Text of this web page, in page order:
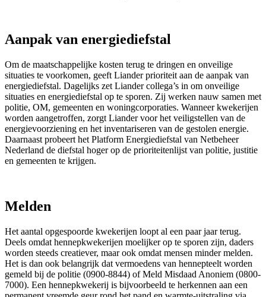
Aanpak van energiediefstal
Om de maatschappelijke kosten terug te dringen en onveilige
situaties te voorkomen, geeft Liander prioriteit aan de aanpak van
energiediefstal. Dagelijks zet Liander collega’s in om onveilige
situaties en energiediefstal op te sporen. Zij werken nauw samen met
politie, OM, gemeenten en woningcorporaties. Wanneer kwekerijen
worden aangetroffen, zorgt Liander voor het veiligstellen van de
energievoorziening en het inventariseren van de gestolen energie.
Daarnaast probeert het Platform Energiediefstal van Netbeheer
Nederland de diefstal hoger op de prioriteitenlijst van politie, justitie
en gemeenten te krijgen.
Melden
Het aantal opgespoorde kwekerijen loopt al een paar jaar terug.
Deels omdat hennepkwekerijen moelijker op te sporen zijn, daders
worden steeds creatiever, maar ook omdat mensen minder melden.
Het is dan ook belangrijk dat vermoedens van hennepteelt worden
gemeld bij de politie (0900-8844) of Meld Misdaad Anoniem (0800-
7000). Een hennepkwekerij is bijvoorbeeld te herkennen aan een